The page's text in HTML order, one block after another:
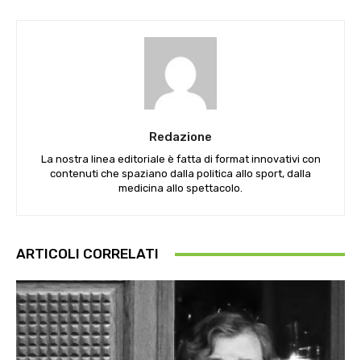
Redazione
La nostra linea editoriale è fatta di format innovativi con
contenuti che spaziano dalla politica allo sport, dalla
medicina allo spettacolo.
ARTICOLI CORRELATI